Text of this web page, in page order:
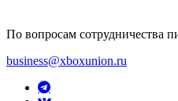
По вопросам сотрудничества
business@xboxunion.ru